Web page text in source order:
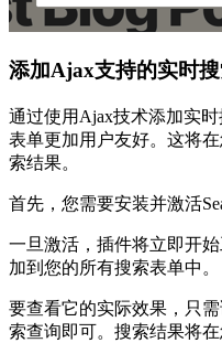
添加Ajax支持的实时
通过使用Ajax技术添加实
表单更加用户友好。这将
索结果。
首先，您需要安装并激活
一旦激活，插件将立即开
加到您的所有搜索表单中。
要查看它的实际效果，只需
索查询即可。搜索结果将在